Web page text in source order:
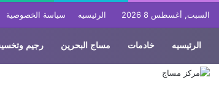
السبت, أغسطس 8 2026 الرئيسيه سياسة الخصوصية
الرئيسيه خادمات مساج البحرين رجيم